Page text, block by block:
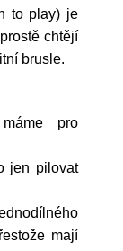
to play) je
chtějí
brusle.
pro
jen pilovat
mají